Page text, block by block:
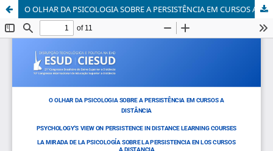
O OLHAR DA PSICOLOGIA SOBRE A PERSISTÊNCIA EM CURSOS A DISTÂNCIA